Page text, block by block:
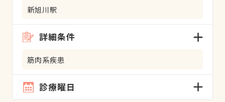
新旭川駅
詳細条件
筋肉系疾患
診療曜日